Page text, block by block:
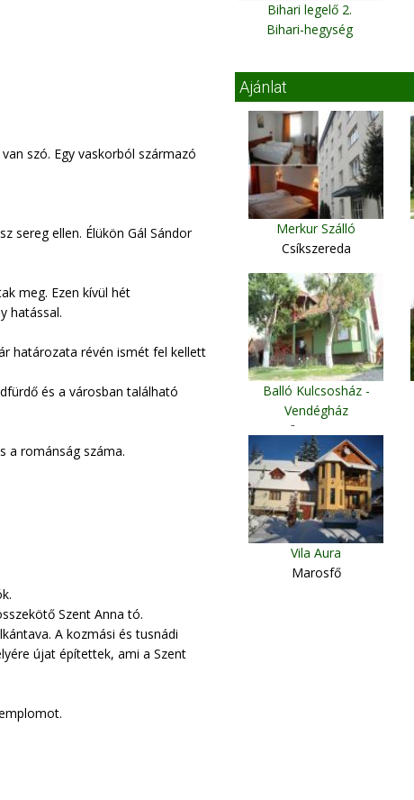
szó. Egy vaskorból származó
sereg ellen. Élükön Gál Sándor
meg. Ezen kívül hét
hatással.
határozata révén ismét fel kellett
és a városban található
a románság száma.
Szent Anna tó.
A kozmási és tusnádi
újat építettek, ami a Szent
Bihari legelő 2.
Bihari-hegység
Ajánlat
Merkur Szálló
Csíkszereda
Balló Kulcsosház -
Vendégház
Csíkszentimre
Vila Aura
Marosfő